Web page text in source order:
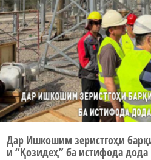
Дар Ишкошим зеристгоҳи
и “Қозидеҳ” ба истифода